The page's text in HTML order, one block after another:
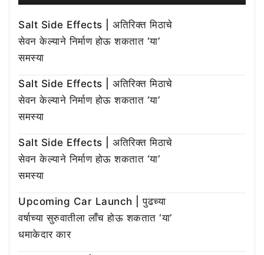
Salt Side Effects | अतिरिक्त मिठाचे
सेवन केल्याने निर्माण होऊ शकतात ‘या’
समस्या
Salt Side Effects | अतिरिक्त मिठाचे
सेवन केल्याने निर्माण होऊ शकतात ‘या’
समस्या
Salt Side Effects | अतिरिक्त मिठाचे
सेवन केल्याने निर्माण होऊ शकतात ‘या’
समस्या
Upcoming Car Launch | पुढच्या
वर्षाच्या सुरुवातीला लाँच होऊ शकतात ‘या’
धमाकेदार कार